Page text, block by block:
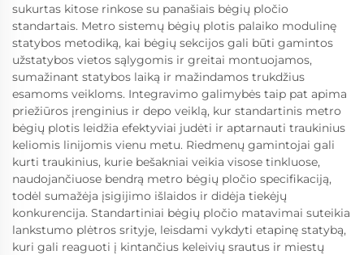
sukurtas kitose rinkose su panašiais bėgių pločio
standartais. Metro sistemų bėgių plotis palaiko modulinę
statybos metodiką, kai bėgių sekcijos gali būti gamintos
užstatybos vietos sąlygomis ir greitai montuojamos,
sumažinant statybos laiką ir mažindamos trukdžius
esamoms veikloms. Integravimo galimybės taip pat apima
priežiūros įrenginius ir depo veiklą, kur standartinis metro
bėgių plotis leidžia efektyviai judėti ir aptarnauti traukinius
keliomis linijomis vienu metu. Riedmenų gamintojai gali
kurti traukinius, kurie bešakniai veikia visose tinkluose,
naudojančiuose bendrą metro bėgių pločio specifikaciją,
todėl sumažėja įsigijimo išlaidos ir didėja tiekėjų
konkurencija. Standartiniai bėgių pločio matavimai suteikia
lankstumo plėtros srityje, leisdami vykdyti etapinę statybą,
kuri gali reaguoti į kintančius keleivių srautus ir miestų